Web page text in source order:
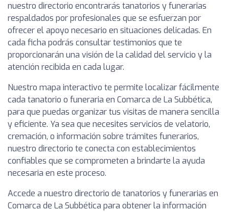
nuestro directorio encontrarás tanatorios y funerarias
respaldados por profesionales que se esfuerzan por
ofrecer el apoyo necesario en situaciones delicadas. En
cada ficha podrás consultar testimonios que te
proporcionarán una visión de la calidad del servicio y la
atención recibida en cada lugar.
Nuestro mapa interactivo te permite localizar fácilmente
cada tanatorio o funeraria en Comarca de La Subbética,
para que puedas organizar tus visitas de manera sencilla
y eficiente. Ya sea que necesites servicios de velatorio,
cremación, o información sobre trámites funerarios,
nuestro directorio te conecta con establecimientos
confiables que se comprometen a brindarte la ayuda
necesaria en este proceso.
Accede a nuestro directorio de tanatorios y funerarias en
Comarca de La Subbética para obtener la información